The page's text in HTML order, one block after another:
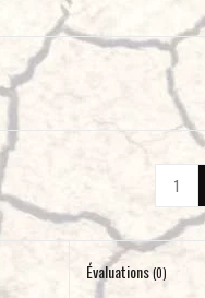
Évaluations(0)